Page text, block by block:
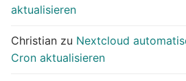
aktualisieren
Christian zu Nextcloud
Cron aktualisieren